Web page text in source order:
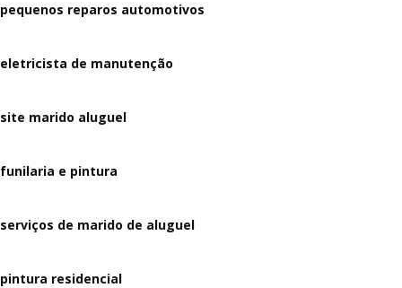
pequenos reparos automotivos
eletricista de manutenção
site marido aluguel
funilaria e pintura
serviços de marido de aluguel
pintura residencial